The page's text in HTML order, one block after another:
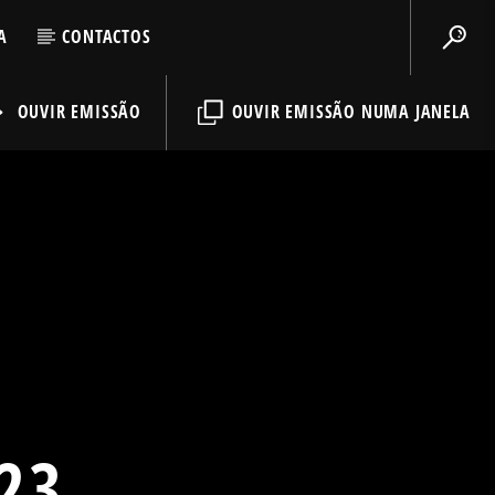
CONTACTOS
OUVIR EMISSÃO NUMA JANELA
OUVIR EMISSÃO